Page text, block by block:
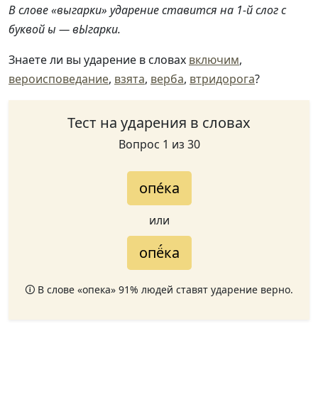
В слове «выгарки» ударение ставится на 1-й слог с
буквой ы — вЫгарки.
Знаете ли вы ударение в словах включим,
вероисповедание, взята, верба, втридорога?
Тест на ударения в словах
Вопрос 1 из 30
опе́ка
или
опё́ка
🛈 В слове «опека» 91% людей ставят ударение верно.